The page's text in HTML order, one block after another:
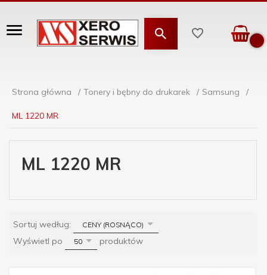
Strona główna Tonery i bębny do drukarek Samsung
ML 1220 MR
ML 1220 MR
Sortuj według: sortCENY (ROSNĄCO)
Wyświetl po pop
50 produktów